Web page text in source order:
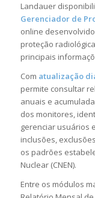
Landauer
Gerenciador de
online
proteção
principais
Com atualização
permite consultar
anuais e
dos monitores,
gerenciar usuários
inclusões,
os padrões
Nuclear (CNEN).
Entre os módulos